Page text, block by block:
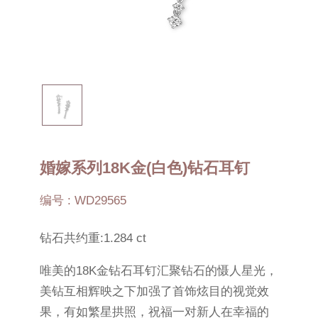
婚嫁系列18K金(白色)钻石耳钉
编号 : WD29565
钻石共约重:1.284 ct
唯美的18K金钻石耳钉汇聚钻石的慑人星光，
美钻互相辉映之下加强了首饰炫目的视觉效
果，有如繁星拱照，祝福一对新人在幸福的